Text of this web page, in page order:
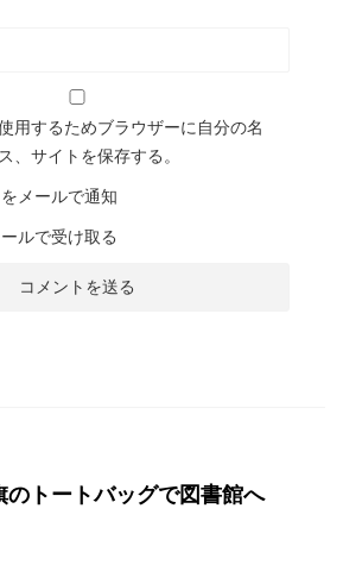
用するためブラウザーに自分の名
、サイトを保存する。
メールで通知
ルで受け取る
のトートバッグで図書館へ